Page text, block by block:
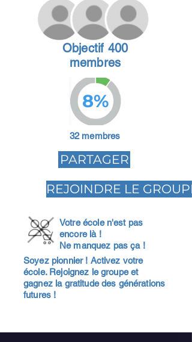
Objectif 400
membres
8%
32 membres
PARTAGER
REJOINDRE LE GROUPE
Votre école n'est pas
encore là !
Ne manquez pas ça !
Soyez pionnier ! Activez votre
école. Rejoignez le groupe et
gagnez la gratitude des générations
futures !